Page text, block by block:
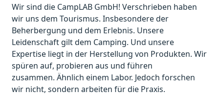
Wir sind die CampLAB GmbH! Verschrieben haben
wir uns dem Tourismus. Insbesondere der
Beherbergung und dem Erlebnis. Unsere
Leidenschaft gilt dem Camping. Und unsere
Expertise liegt in der Herstellung von Produkten. Wir
spüren auf, probieren aus und führen
zusammen. Ähnlich einem Labor. Jedoch forschen
wir nicht, sondern arbeiten für die Praxis.